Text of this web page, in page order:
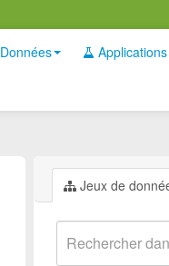
Données Applications
Jeux de